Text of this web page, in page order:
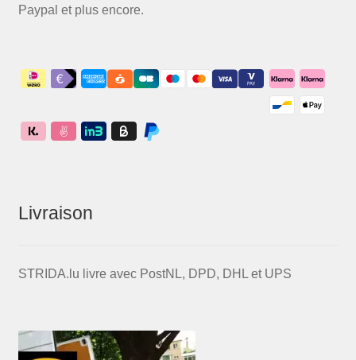
Paypal et plus encore.
Livraison
STRIDA.lu livre avec PostNL, DPD, DHL et UPS